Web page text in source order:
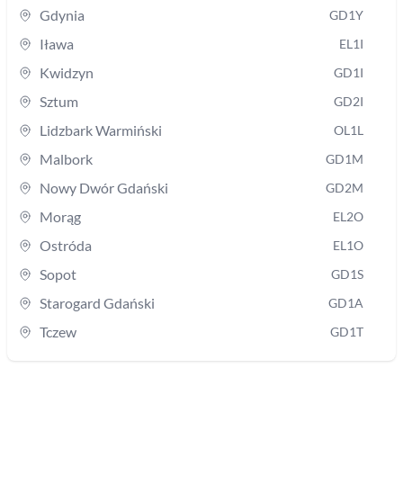
Gdynia GD1Y
Iława EL1I
Kwidzyn GD1I
Sztum GD2I
Lidzbark Warmiński OL1L
Malbork GD1M
Nowy Dwór Gdański GD2M
Morąg EL2O
Ostróda EL1O
Sopot GD1S
Starogard Gdański GD1A
Tczew GD1T